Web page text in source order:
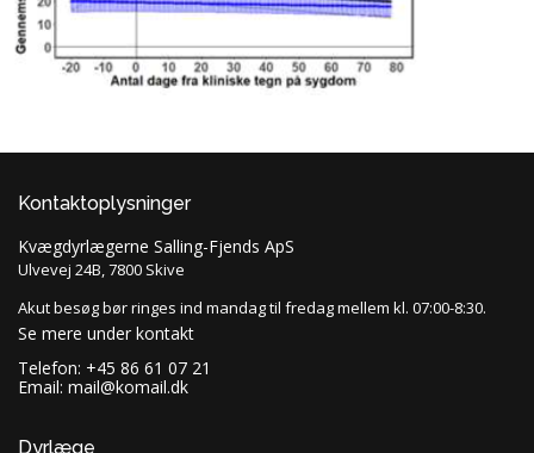
Kontaktoplysninger
Kvægdyrlægerne Salling-Fjends ApS
Ulvevej 24B, 7800 Skive
Akut besøg bør ringes ind mandag til fredag mellem kl. 07:00-8:30.
Se mere under kontakt
Telefon: +45 86 61 07 21
Email: mail@komail.dk
Dyrlæge